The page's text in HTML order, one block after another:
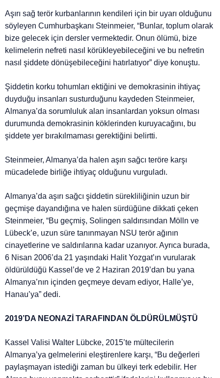
Aşırı sağ terör kurbanlarının kendileri için bir uyarı olduğunu
söyleyen Cumhurbaşkanı Steinmeier, “Bunlar, toplum olarak
bize gelecek için dersler vermektedir. Onun ölümü, bize
kelimelerin nefreti nasıl körükleyebileceğini ve bu nefretin
nasıl şiddete dönüşebileceğini hatırlatıyor” diye konuştu.
Şiddetin korku tohumları ektiğini ve demokrasinin ihtiyaç
duyduğu insanları susturduğunu kaydeden Steinmeier,
Almanya’da sorumluluk alan insanlardan yoksun olması
durumunda demokrasinin köklerinden kuruyacağını, bu
şiddete yer bırakılmaması gerektiğini belirtti.
Steinmeier, Almanya’da halen aşırı sağcı teröre karşı
mücadelede birliğe ihtiyaç olduğunu vurguladı.
Almanya’da aşırı sağcı şiddetin sürekliliğinin uzun bir
geçmişe dayandığına ve halen sürdüğüne dikkati çeken
Steinmeier, “Bu geçmiş, Solingen saldırısından Mölln ve
Lübeck’e, uzun süre tanınmayan NSU terör ağının
cinayetlerine ve saldırılarına kadar uzanıyor. Ayrıca burada,
6 Nisan 2006’da 21 yaşındaki Halit Yozgat’ın vurularak
öldürüldüğü Kassel’de ve 2 Haziran 2019’dan bu yana
Almanya’nın içinden geçmeye devam ediyor, Halle’ye,
Hanau’ya” dedi.
2019’DA NEONAZİ TARAFINDAN ÖLDÜRÜLMÜŞTÜ
Kassel Valisi Walter Lübcke, 2015’te mültecilerin
Almanya’ya gelmelerini eleştirenlere karşı, “Bu değerleri
paylaşmayan istediği zaman bu ülkeyi terk edebilir. Her